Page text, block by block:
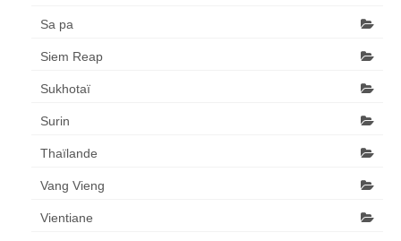
Sa pa
Siem Reap
Sukhotaï
Surin
Thaïlande
Vang Vieng
Vientiane